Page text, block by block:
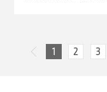
1 2 3